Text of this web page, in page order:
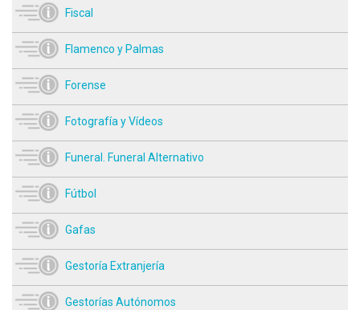
Fiscal
Flamenco y Palmas
Forense
Fotografía y Vídeos
Funeral. Funeral Alternativo
Fútbol
Gafas
Gestoría Extranjería
Gestorías Autónomos